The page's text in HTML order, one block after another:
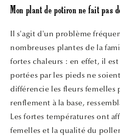
Mon plant de potiron ne fait pas
Il s'agit d'un problème
nombreuses plantes de la
fortes chaleurs : en effet, il
portées par les pieds ne
différencie les fleurs femelles
renflement à la base,
Les fortes températures ont
femelles et la qualité du